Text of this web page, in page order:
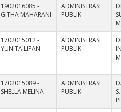
1902016085 -
GITHA MAHARANI
ADMINISTRASI
PUBLIK
1702015012 -
YUNITA LIPAN
ADMINISTRASI
PUBLIK
1702015089 -
SHELLA MELINA
ADMINISTRASI
PUBLIK